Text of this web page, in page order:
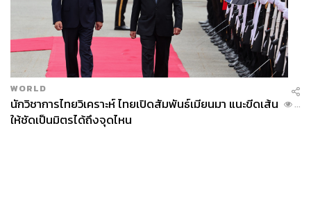
WORLD
นักวิชาการไทยวิเคราะห์ ไทยเปิดสัมพันธ์เมียนมา แนะขีดเส้น
ให้ชัดเป็นมิตรได้ถึงจุดไหน
...